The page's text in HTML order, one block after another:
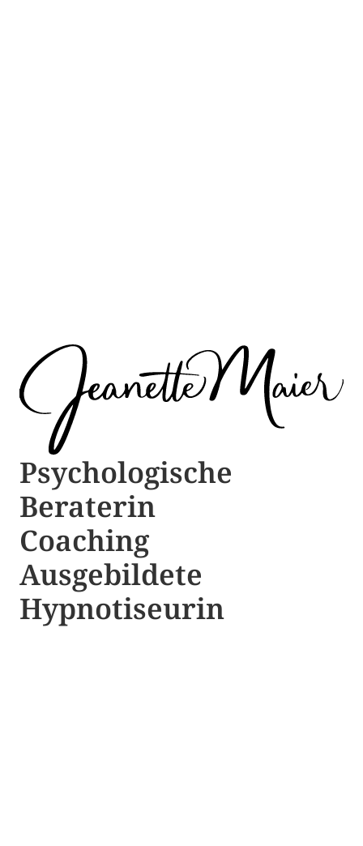
Psychologische ​​
Beraterin
Coaching
Ausgebildete​ ​
Hypnotiseurin